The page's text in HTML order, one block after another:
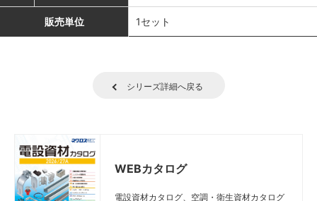
販売単位 1セット
シリーズ詳細へ戻る
WEBカタログ
電設資材カタログ、空調・衛生資材カタログ